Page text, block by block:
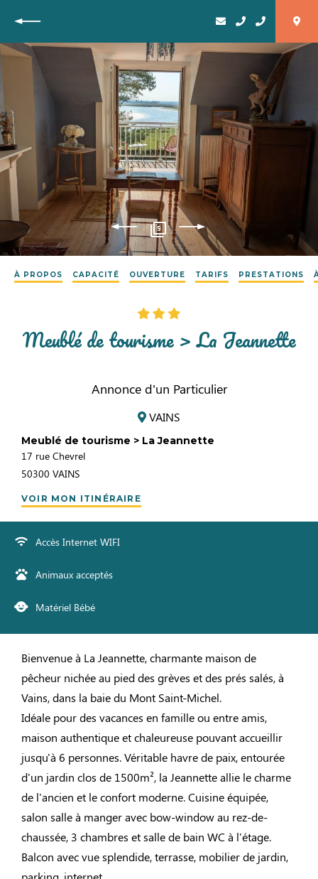
Retour
5
À PROPOS CAPACITÉ OUVERTURE TARIFS PRESTATIONS
Meublé de tourisme > La Jeannette
Annonce d'un Particulier
VAINS
Meublé de tourisme > La Jeannette
17 rue Chevrel
50300 VAINS
VOIR MON ITINÉRAIRE
Accès Internet WIFI
Animaux acceptés
Matériel Bébé
Bienvenue à La Jeannette, charmante maison de
pêcheur nichée au pied des grèves et des prés salés, à
Vains, dans la baie du Mont Saint-Michel.
Idéale pour des vacances en famille ou entre amis,
maison authentique et chaleureuse pouvant accueillir
jusqu'à 6 personnes. Véritable havre de paix, entourée
d'un jardin clos de 1500m², la Jeannette allie le charme
de l'ancien et le confort moderne. Cuisine équipée,
salon salle à manger avec bow-window au rez-de-
chaussée, 3 chambres et salle de bain WC à l'étage.
Balcon avec vue splendide, terrasse, mobilier de jardin,